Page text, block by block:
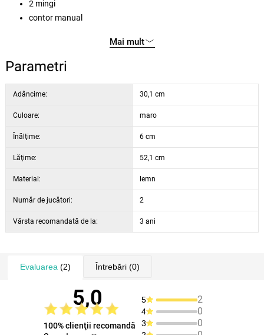
2 mingi
contor manual
Mai mult
Parametri
Adâncime: 30,1 cm
Culoare: maro
Înălţime: 6 cm
Lăţime: 52,1 cm
Material: lemn
Număr de jucători: 2
Vârsta recomandată de la: 3 ani
Evaluarea (2) Întrebări(0)
5,0
100% clienţii recomandă
5 2
4 0
3 0